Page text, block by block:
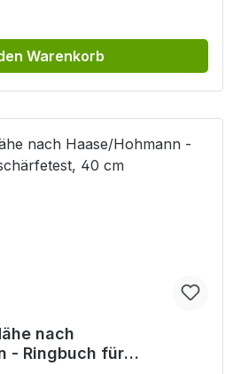
Warenkorb
nach
- Ringbuch für